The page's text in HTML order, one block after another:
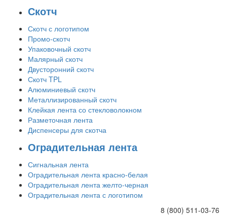
Скотч
Скотч с логотипом
Промо-скотч
Упаковочный скотч
Малярный скотч
Двусторонний скотч
Скотч TPL
Алюминиевый скотч
Металлизированный скотч
Клейкая лента со стекловолокном
Разметочная лента
Диспенсеры для скотча
Оградительная лента
Сигнальная лента
Оградительная лента красно-белая
Оградительная лента желто-черная
Оградительная лента с логотипом
8 (800) 511-03-76